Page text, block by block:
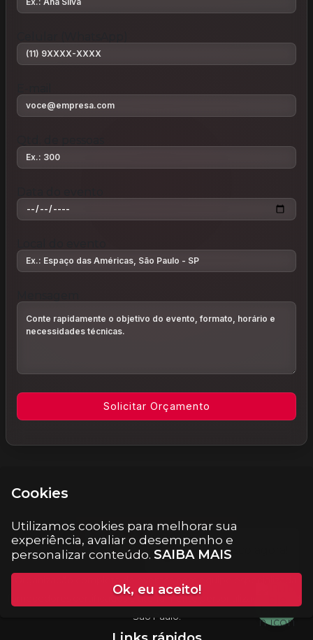
Informações do rodapé
fornecedores certificados e atendimento personalizado em toda
São Paulo.
Cookies
Utilizamos cookies para melhorar sua
experiência, avaliar o desempenho e
personalizar conteúdo. SAIBA MAIS
Ok, eu aceito!